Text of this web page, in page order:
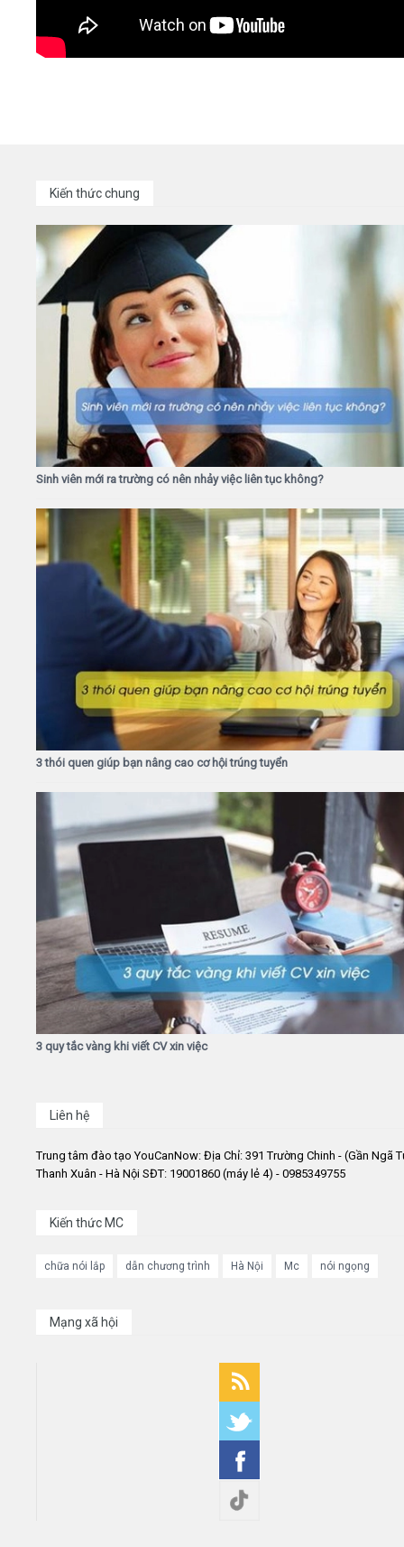
Kiến thức chung
Sinh viên mới ra trường có nên nhảy việc liên tục không?
3 thói quen giúp bạn nâng cao cơ hội trúng tuyển
3 quy tắc vàng khi viết CV xin việc
Liên hệ
Trung tâm đào tạo YouCanNow: Địa Chỉ: 391 Trường Chinh - (Gần Ngã
Thanh Xuân - Hà Nội SĐT: 19001860 (máy lẻ 4) - 0985349755
Kiến thức MC
chữa nói lắp dẫn chương trình Hà Nội Mc nói ngọng
Mạng xã hội